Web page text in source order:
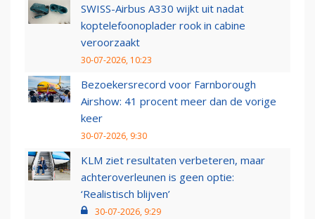
SWISS-Airbus A330 wijkt uit nadat
koptelefoonoplader rook in cabine
veroorzaakt
30-07-2026, 10:23
Bezoekersrecord voor Farnborough
Airshow: 41 procent meer dan de vorige
keer
30-07-2026, 9:30
KLM ziet resultaten verbeteren, maar
achteroverleunen is geen optie:
‘Realistisch blijven’
30-07-2026, 9:29